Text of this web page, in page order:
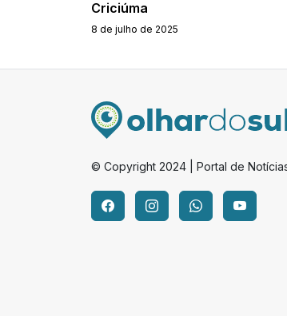
Criciúma
8 de julho de 2025
© Copyright 2024 | Portal de